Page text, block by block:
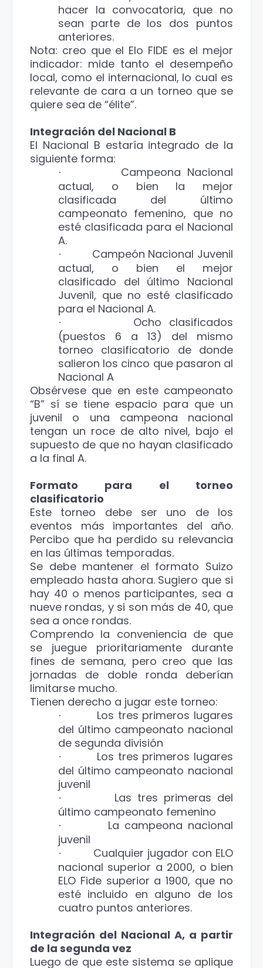
hacer la convocatoria, que no
sean parte de los dos puntos
anteriores.
Nota: creo que el Elo FIDE es el mejor
indicador: mide tanto el desempeño
local, como el internacional, lo cual es
relevante de cara a un torneo que se
quiere sea de “élite”.
Integración del Nacional B
El Nacional B estaría integrado de la
siguiente forma:
·
Campeona Nacional
actual, o bien la mejor
clasificada del último
campeonato femenino, que no
esté clasificada para el Nacional
A.
·
Campeón Nacional Juvenil
actual, o bien el mejor
clasificado del último Nacional
Juvenil, que no esté clasificado
para el Nacional A.
·
Ocho clasificados
(puestos 6 a 13) del mismo
torneo clasificatorio de donde
salieron los cinco que pasaron al
Nacional A
Obsérvese que en este campeonato
“B” sí se tiene espacio para que un
juvenil o una campeona nacional
tengan un roce de alto nivel, bajo el
supuesto de que no hayan clasificado
a la final A.
Formato para el torneo
clasificatorio
Este torneo debe ser uno de los
eventos más importantes del año.
Percibo que ha perdido su relevancia
en las últimas temporadas.
Se debe mantener el formato Suizo
empleado hasta ahora. Sugiero que si
hay 40 o menos participantes, sea a
nueve rondas, y si son más de 40, que
sea a once rondas.
Comprendo la conveniencia de que
se juegue prioritariamente durante
fines de semana, pero creo que las
jornadas de doble ronda deberían
limitarse mucho.
Tienen derecho a jugar este torneo:
·
Los tres primeros lugares
del último campeonato nacional
de segunda división
·
Los tres primeros lugares
del último campeonato nacional
juvenil
·
Las tres primeras del
último campeonato femenino
·
La campeona nacional
juvenil
·
Cualquier jugador con ELO
nacional superior a 2000, o bien
ELO Fide superior a 1900, que no
esté incluido en alguno de los
cuatro puntos anteriores.
Integración del Nacional A, a partir
de la segunda vez
Luego de que este sistema se aplique